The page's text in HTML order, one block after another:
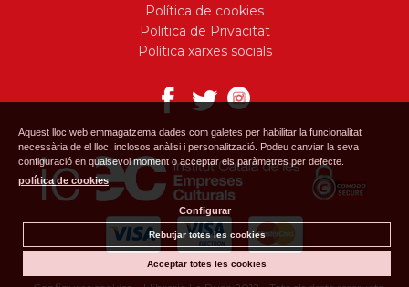
Política de cookies
Politica de Privacitat
Política xarxes socials
Aquest lloc web emmagatzema dades com galetes per habilitar la funcionalitat
necessària de el lloc, inclosos anàlisi i personalització. Podeu canviar la seva
configuració en qualsevol moment o acceptar els paràmetres per defecte.
política de cookies
Configurar
Rebutjar totes les cookies
Acceptar totes les cookies